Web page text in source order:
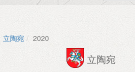
立陶宛 2020
立陶宛